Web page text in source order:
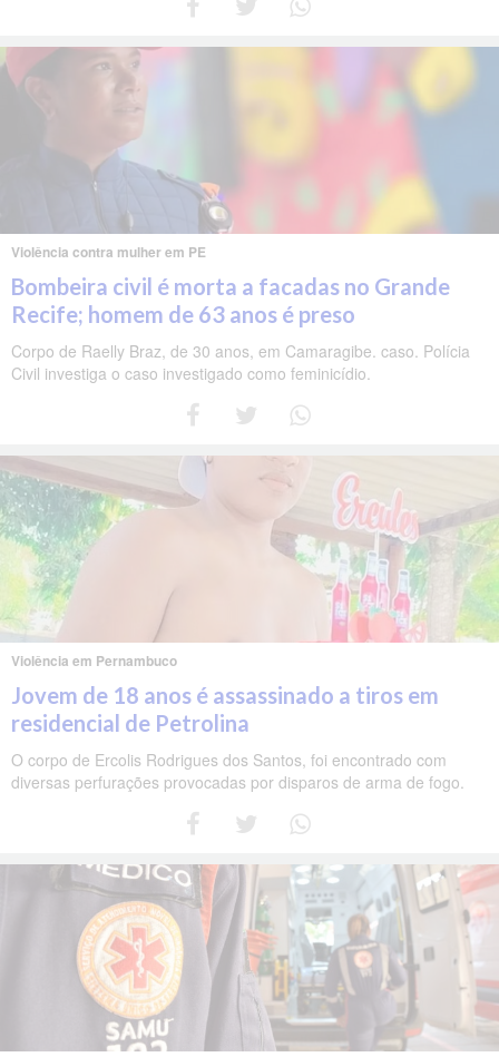
Violência contra mulher em PE
Bombeira civil é morta a facadas no Grande
Recife; homem de 63 anos é preso
Corpo de Raelly Braz, de 30 anos, em Camaragibe. caso. Polícia
Civil investiga o caso investigado como feminicídio.
Violência em Pernambuco
Jovem de 18 anos é assassinado a tiros em
residencial de Petrolina
O corpo de Ercolis Rodrigues dos Santos, foi encontrado com
diversas perfurações provocadas por disparos de arma de fogo.